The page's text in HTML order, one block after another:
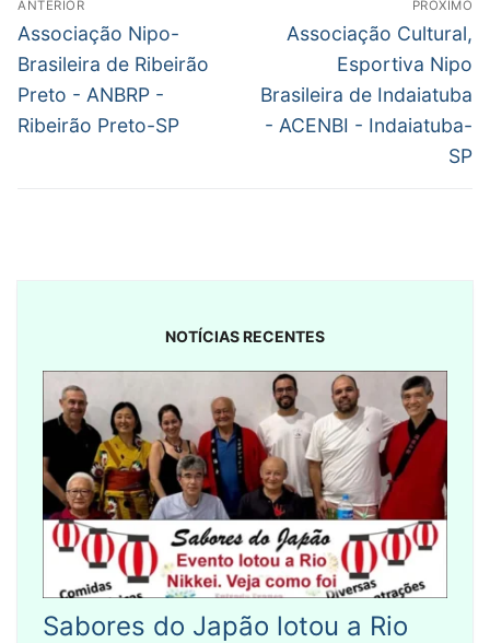
de
Post
ANTERIOR
Post
anterior:
Associação Nipo-
Brasileira de Ribeirão
Preto - ANBRP -
Ribeirão Preto-SP
PRÓXIMO
Próximo
Associação Cultural,
Esportiva Nipo
Brasileira de Indaiatuba
- ACENBI - Indaiatuba-
SP
NOTÍCIAS RECENTES
Sabores do Japão lotou a Rio